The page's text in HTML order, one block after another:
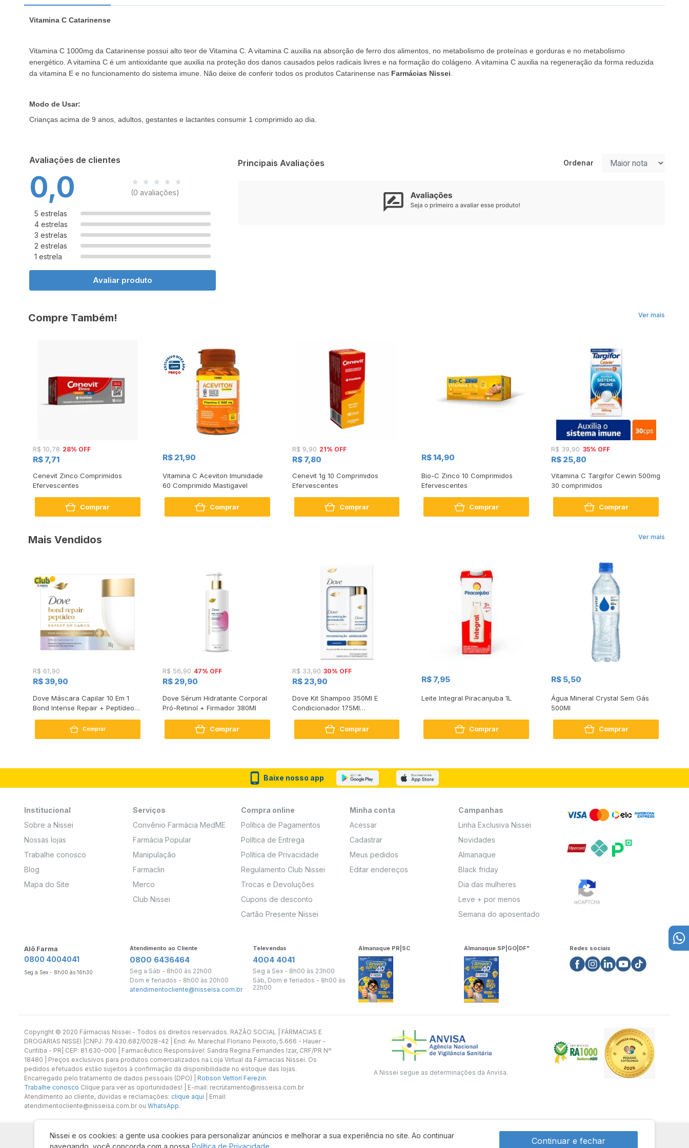
Vitamina C Catarinense
Vitamina C 1000mg da Catarinense possui alto teor de Vitamina C. A vitamina C auxilia na absorção de ferro dos alimentos, no metabolismo de proteínas e gorduras e no metabolismo
energético. A vitamina C é um antioxidante que auxilia na proteção dos danos causados pelos radicais livres e na formação do colágeno. A vitamina C auxilia na regeneração da forma reduzida
da vitamina E e no funcionamento do sistema imune. Não deixe de conferir todos os produtos Catarinense nas Farmácias Nissei
Modo de Usar:
Crianças acima de 9 anos, adultos, gestantes e lactantes consumir 1 comprimido ao dia.
Avaliações de clientes
0,0 (0 avaliações)
5 estrelas
4 estrelas
3 estrelas
2 estrelas
1 estrela
Avaliar produto
Principais Avaliações Ordenar
Ver mais
Compre Também!
R$ 10,78 28% OFF
R$ 7,71
Cenevit Zinco Comprimidos
Efervescentes
Comprar
R$ 21,90
Vitamina C Aceviton Imunidade
60 Comprimido Mastigavel
Comprar
R$ 9,90 21% OFF
R$ 7,80
Cenevit 1g 10 Comprimidos
Efervescentes
Comprar
R$ 14,90
Bio-C Zinco 10 Comprimidos
Efervescentes
Comprar
R$ 39,90 35% OFF
R$ 25,80
Vitamina C Targifor Cewin 500mg
30 comprimidos
Comprar
Ver mais
Mais Vendidos
R$ 61,90
R$ 39,90
Dove Máscara Capilar 10 Em 1
Bond Intense Repair + Peptídeo
Comprar
R$ 56,90 47% OFF
R$ 29,90
Dove Sérum Hidratante Corporal
Pró-Retinol + Firmador 380Ml
Comprar
R$ 33,90 30% OFF
R$ 23,90
Dove Kit Shampoo 350Ml E
Condicionador 175Ml
Comprar
R$ 7,95
Leite Integral Piracanjuba 1L
Comprar
R$ 5,50
Água Mineral Crystal Sem Gás
500Ml
Comprar
Nissei e os cookies: a gente usa cookies para personalizar anúncios e melhorar a sua experiência no site. Ao continuar
navegando, você concorda com a nossaPolítica de Privacidade.
Continuar e fechar
Baixe nosso app
Institucional
Sobre a Nissei
Nossas lojas
Trabalhe conosco
Blog
Mapa do Site
Serviços
Convênio Farmácia MedME
Farmácia Popular
Manipulação
Farmaclin
Merco
Club Nissei
Compra online
Política de Pagamentos
Política de Entrega
Política de Privacidade
Regulamento Club Nissei
Trocas e Devoluções
Cupons de desconto
Cartão Presente Nissei
Minha conta
Acessar
Cadastrar
Meus pedidos
Editar endereços
Campanhas
Linha Exclusiva Nissei
Novidades
Almanaque
Black friday
Dia das mulheres
Leve + por menos
Semana do aposentado
Alô Farma
0800 4004041
Seg a Sex - 8h00 às 16h30
Atendimento ao Cliente
0800 6436464
Seg a Sáb - 8h00 às 22h00
Dom e feriados - 8h00 às 20h00
atendimentocliente@nisseisa.com.br
Televendas
4004 4041
Seg a Sex - 8h00 às 23h00
Sáb, Dom e feriados - 8h00 às
22h00
Almanaque PR|SC Almanaque SP|GO|DF" Redes sociais
Copyright ©️ 2020 Fármacias Nissei - Todos os direitos reservados. RAZÃO SOCIAL | FÁRMACIAS E
DROGARIAS NISSEI |CNPJ: 79.430.682/0028-42 | End: Av. Marechal Floriano Peixoto, 5.666 - Hauer -
Curitiba - PR| CEP: 81.630-000 | Farmacêutico Responsável: Sandra Regina Fernandes Izar, CRF/PR Nº
18480 | Preços exclusivos para produtos comercializados na Loja Virtual da Fármacias Nissei. Os
pedidos efetuados estão sujeitos à confirmação da disponibilidade no estoque das lojas.
Encarregado pelo tratamento de dados pessoais (DPO) | Robson Vettori Ferezin.
Trabalhe conosco Clique para ver as oportunidades! | E-mail: recrutamento@nisseisa.com.br
Atendimento ao cliente, dúvidas e reclamações: clique aqui | Email:
atendimentocliente@nisseisa.com.br ou WhatsApp.
A Nissei segue as determinações da Anvisa.
Desenvolvido por: